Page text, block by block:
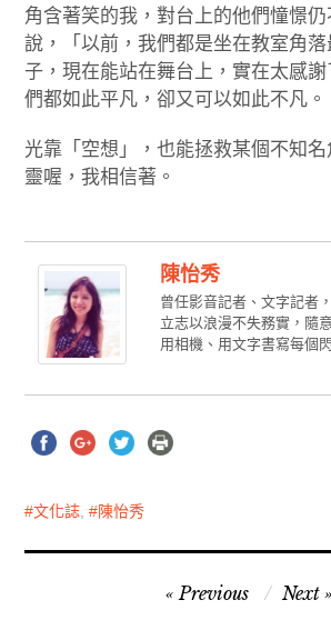
角含著笑的我，對台上的他們憧憬
說，「以前，我們都是坐在教室角
子，現在能站在舞台上，實在太感
們都如此平凡，卻又可以如此不凡。
光靠「空想」，也能拯救某個不知
靈喔，我相信著。
陳怡秀
曾任影音記者、文字記者
立志以浪漫不失務實，隨
用相機、用文字書寫每個
文化誌, 陳怡秀
Previous Next